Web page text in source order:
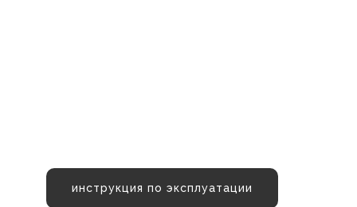
инструкция по эксплуатации